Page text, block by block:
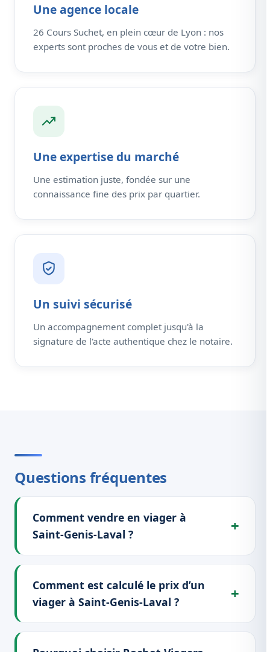
Une agence locale
26 Cours Suchet, en plein cœur de Lyon : nos
experts sont proches de vous et de votre bien.
Une expertise du marché
Une estimation juste, fondée sur une
connaissance fine des prix par quartier.
Un suivi sécurisé
Un accompagnement complet jusqu'à la
signature de l'acte authentique chez le notaire.
Questions fréquentes
Comment vendre en viager à
Saint-Genis-Laval ?
Comment est calculé le prix d’un
viager à Saint-Genis-Laval ?